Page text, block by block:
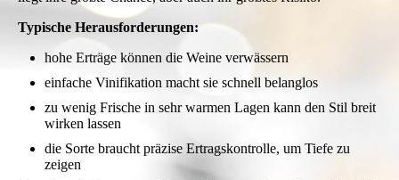
Typische Herausforderungen:
hohe Erträge können die Weine verwässern
einfache Vinifikation macht sie schnell belanglos
zu wenig Frische in sehr warmen Lagen kann den Stil breit
wirken lassen
die Sorte braucht präzise Ertragskontrolle, um Tiefe zu
zeigen